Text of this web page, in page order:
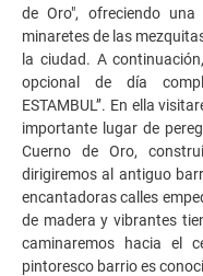
de Oro", ofreciendo
minaretes de las
la ciudad. A
opcional de día
ESTAMBUL’’. En ella
importante lugar de
Cuerno de Oro,
dirigiremos al antiguo
encantadoras calles
de madera y vibrantes
caminaremos hacia el
pintoresco barrio es